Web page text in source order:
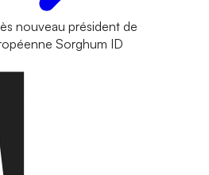
nouveau président de
Sorghum ID